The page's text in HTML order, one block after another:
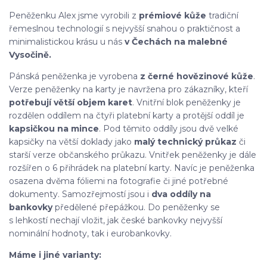
Peněženku Alex jsme vyrobili z prémiové kůže tradiční
řemeslnou technologií s nejvyšší snahou o praktičnost a
minimalistickou krásu u nás v Čechách na malebné
Vysočině.
Pánská peněženka je vyrobena z černé hovězinové kůže.
Verze peněženky na karty je navržena pro zákazníky, kteří
potřebují větší objem karet. Vnitřní blok peněženky je
rozdělen oddílem na čtyři platební karty a protější oddíl je
kapsičkou na mince. Pod těmito oddíly jsou dvě velké
kapsičky na větší doklady jako malý technický průkaz či
starší verze občanského průkazu. Vnitřek peněženky je dále
rozšířen o 6 přihrádek na platební karty. Navíc je peněženka
osazena dvěma fóliemi na fotografie či jiné potřebné
dokumenty. Samozřejmostí jsou i dva oddíly na
bankovkypředělené přepážkou. Do peněženky se
s lehkostí nechají vložit, jak české bankovky nejvyšší
nominální hodnoty, tak i eurobankovky.
Máme i jiné varianty: